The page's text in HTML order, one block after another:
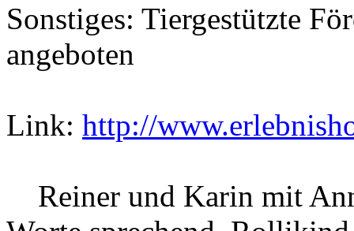
Sonstiges: Tiergestützte
angeboten
Link: http://
Reiner und Karin mit